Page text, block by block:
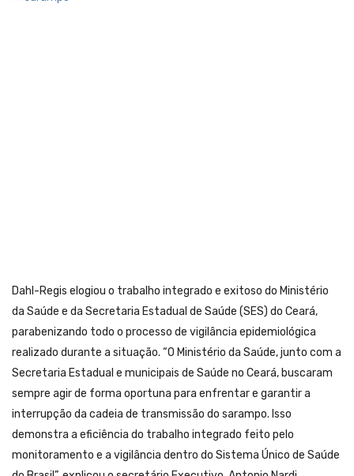
Dahl-Regis elogiou o trabalho integrado e exitoso do Ministério
da Saúde e da Secretaria Estadual de Saúde (SES) do Ceará,
parabenizando todo o processo de vigilância epidemiológica
realizado durante a situação. “O Ministério da Saúde, junto com a
Secretaria Estadual e municipais de Saúde no Ceará, buscaram
sempre agir de forma oportuna para enfrentar e garantir a
interrupção da cadeia de transmissão do sarampo. Isso
demonstra a eficiência do trabalho integrado feito pelo
monitoramento e a vigilância dentro do Sistema Único de Saúde